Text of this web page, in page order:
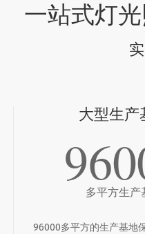
一站式灯
大型生产
多平方生产
96000多平方的生产基地